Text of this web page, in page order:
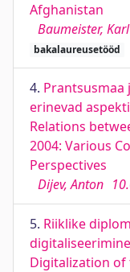
Afghanistan
Baumeister,
bakalaureusetööd
4. Prantsusmaa
erinevad
Relations
2004: Various
Perspectives
Dijev, Anton
5. Riiklike
Digitalization of